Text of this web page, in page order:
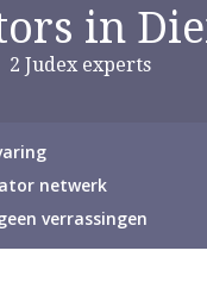
in
2 Judex experts
netwerk
verrassingen